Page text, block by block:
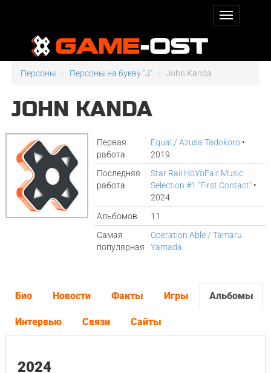
Персоны Персоны на букву "J" John Kanda
JOHN KANDA
Первая
работа
Equal / Azusa Tadokoro •
2019
Последняя
работа
Star Rail HoYoFair Music
Selection #1 "First Contact" •
2024
Альбомов
11
Самая
популярная
Operation Able / Tamaru
Yamada
Био Новости Факты Игры Альбомы
Интервью Связи Сайты
2024